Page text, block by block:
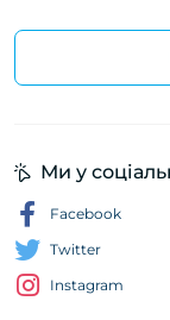
Ми у
Facebook
Twitter
Instagram